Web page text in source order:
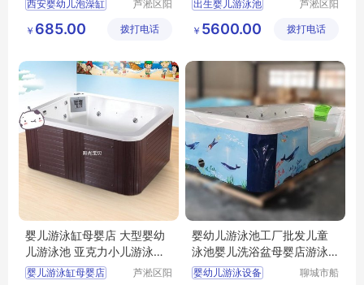
西安婴幼儿泡澡缸
母婴店游泳馆全套设备
芦淞区阳
童游泳馆
￥ 685.00 拨打电话
出生婴儿游泳池
母婴店幼儿洗澡浴缸
芦淞区阳
童游泳馆
￥ 5600.00 拨打电话
婴儿游泳缸母婴店 大型婴幼
儿游泳池 亚克力小儿游泳浴
缸
婴儿游泳缸母婴店
芦淞区阳
婴幼儿游泳池工厂批发儿童
泳池婴儿洗浴盆母婴店游泳
设备
婴幼儿游泳设备
聊城市船